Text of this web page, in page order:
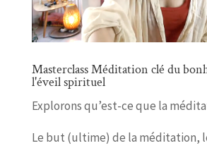
Masterclass Méditation clé du
l'éveil spirituel
Explorons qu’est-ce que la
Le but (ultime) de la méditation,